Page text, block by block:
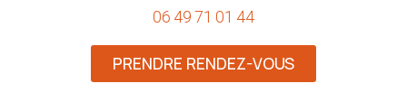
06 49 71 01 44
PRENDRE RENDEZ-VOUS